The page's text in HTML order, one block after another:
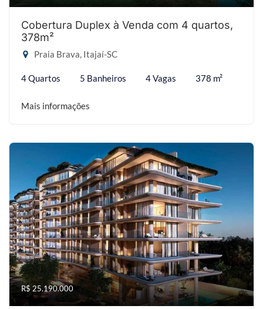
Cobertura Duplex à Venda com 4 quartos,
378m²
Praia Brava, Itajaí-SC
4 Quartos 5 Banheiros 4 Vagas 378 m²
Mais informações
R$ 25.190.000